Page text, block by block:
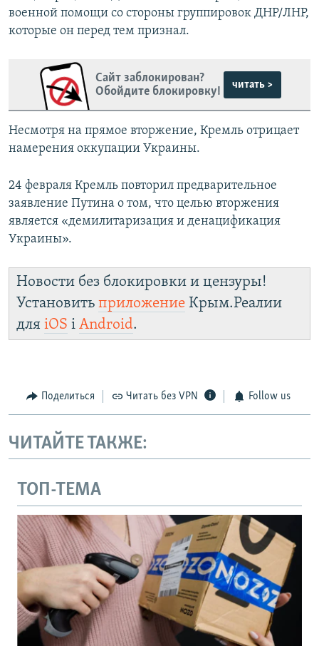
военной помощи со стороны группировок ДНР/ЛНР,
которые он перед тем признал.
Сайт заблокирован?
Обойдите блокировку!
читать >
Несмотря на прямое вторжение, Кремль отрицает
намерения оккупации Украины.
24 февраля Кремль повторил предварительное
заявление Путина о том, что целью вторжения
является «демилитаризация и денацификация
Украины».
Новости без блокировки и цензуры!
Установить приложение Крым.Реалии
для iOS і Android.
Поделиться Читать без VPN Follow us
ЧИТАЙТЕ ТАКЖЕ:
ТОП-ТЕМА